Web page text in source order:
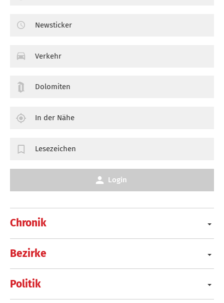
Chronik
Bezirke
Politik
Newsticker
Verkehr
Dolomiten
In der Nähe
Lesezeichen
Login